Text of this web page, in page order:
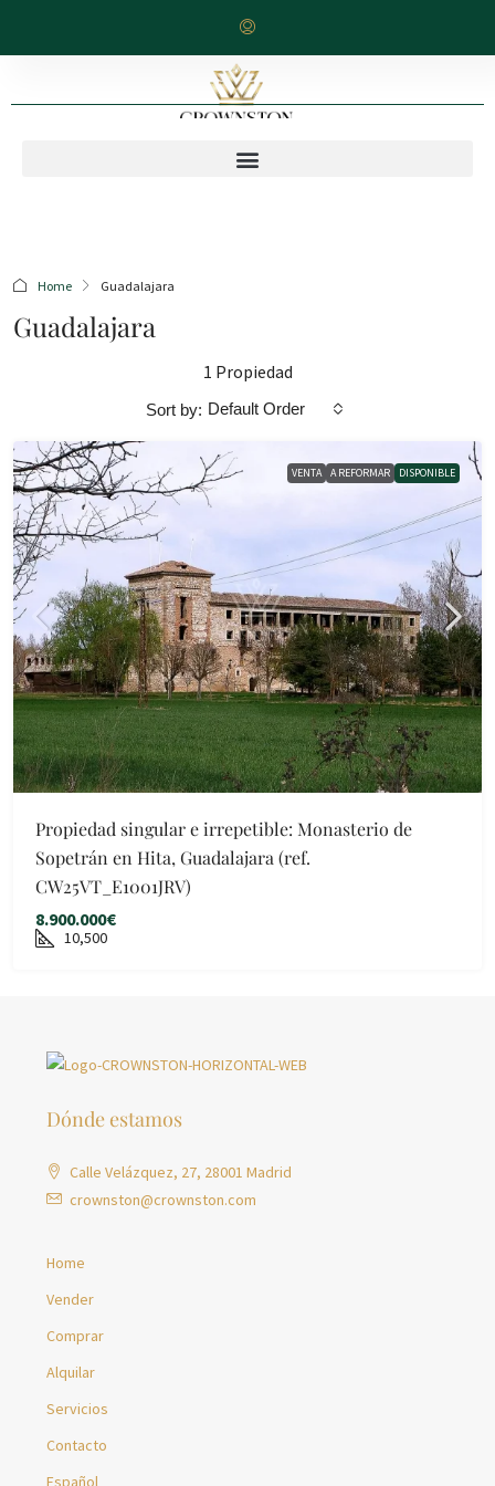
Home Guadalajara
Guadalajara
1 Propiedad
Sort by: Default Order
VENTA A REFORMAR DISPONIBLE
Propiedad singular e irrepetible: Monasterio de
Sopetrán en Hita, Guadalajara (ref.
CW25VT_E1001JRV)
8.900.000€
10,500
Dónde estamos
Calle Velázquez, 27, 28001 Madrid
crownston@crownston.com
Home
Vender
Comprar
Alquilar
Servicios
Contacto
Español